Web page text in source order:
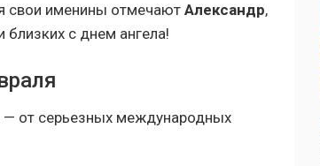
свои именины отмечают Александр,
близких с днем ангела!
— от серьезных международных